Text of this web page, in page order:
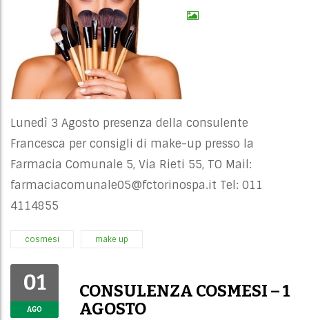
Lunedì 3 Agosto presenza della consulente
Francesca per consigli di make-up presso la
Farmacia Comunale 5, Via Rieti 55, TO Mail:
farmaciacomunale05@fctorinospa.it Tel: 011
4114855
cosmesi make up
01
AGO
CONSULENZA COSMESI – 1
AGOSTO